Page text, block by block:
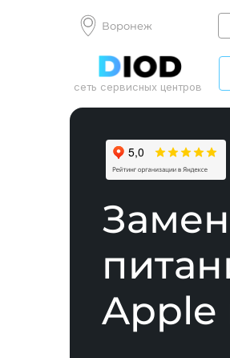
Воронеж
сеть сервисных центров
Apple